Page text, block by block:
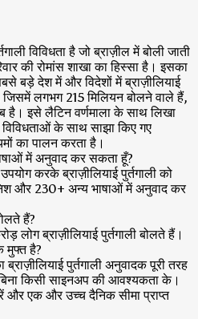
विविधता है जो ब्राज़ील में बोली जाती
की रोमांस शाखा का हिस्सा है। इसका
बड़े देश में और विदेशों में ब्राज़ीलियाई
जिसमें लगभग 215 मिलियन बोलने वाले हैं,
है। इसे लैटिन वर्णमाला के साथ लिखा
के साथ साझा किए गए
का पालन करता है।
में अनुवाद कर सकता हूँ?
करके ब्राज़ीलियाई पुर्तगाली को
और 230+ अन्य भाषाओं में अनुवाद कर
हैं?
लोग ब्राज़ीलियाई पुर्तगाली बोलते हैं।
मुफ्त है?
पुर्तगाली अनुवादक पूरी तरह
किसी साइनअप की आवश्यकता के।
और एक और उच्च दैनिक सीमा प्राप्त